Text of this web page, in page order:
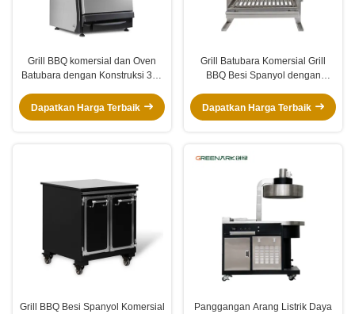
Grill BBQ komersial dan Oven
Batubara dengan Konstruksi 304
Multifungsi dan Suhu Masak 300-
600 °C
Dapatkan Harga Terbaik
Grill Batubara Komersial Grill
BBQ Besi Spanyol dengan
Berkualitas Tinggi dan Suhu
Memasak 300-600°C
Dapatkan Harga Terbaik
Grill BBQ Besi Spanyol Komersial
Panggangan Arang Listrik Daya